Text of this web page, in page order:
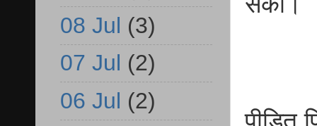
08 Jul (3)
07 Jul (2)
06 Jul (2)